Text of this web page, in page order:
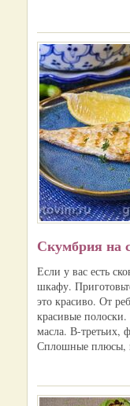
Скумбрия на
Если у вас есть
шкафу.
это красиво. От
красивые
масла. В-третьих,
Сплошные плюсы,